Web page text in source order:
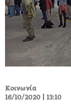
Κοινωνία
16/10/2020 | 13:10